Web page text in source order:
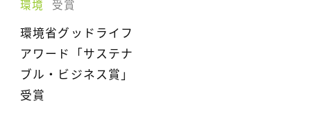
環境
受賞
環境省グッドライフ
アワード「サステナ
ブル・ビジネス賞」
受賞